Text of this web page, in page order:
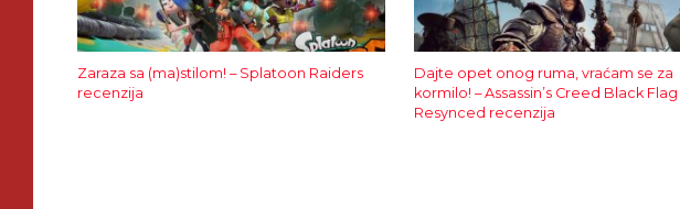
Zaraza sa (ma)stilom! – Splatoon Raiders
recenzija
Dajte opet onog ruma, vraćam se za
kormilo! – Assassin’s Creed Black Flag
Resynced recenzija